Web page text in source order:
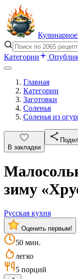
Кулинарное
Категории
Главная
Категории
Заготовки
Соленья
Соленья из
В закладки
зиму
Русская кухня
Оценить первым!
50 мин.
легко
5 порций